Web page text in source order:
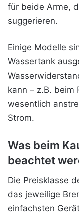
für beide Arme,
suggerieren.
Einige Modelle
Wassertank
kann – z.B. beim
wesentlich
Strom.
Was beim
beachtet
Die Preisklasse
das jeweilige
einfachsten